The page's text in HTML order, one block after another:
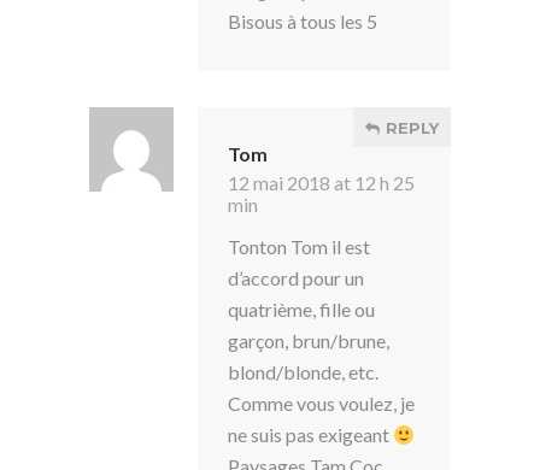
Bisous à tous les 5
Tom
12 mai 2018 at 12 h 25
min
REPLY
Tonton Tom il est
d’accord pour un
quatrième, fille ou
garçon, brun/brune,
blond/blonde, etc.
Comme vous voulez, je
ne suis pas exigeant